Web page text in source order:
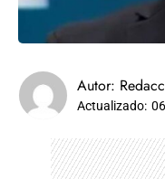
Autor:
Actualizado: